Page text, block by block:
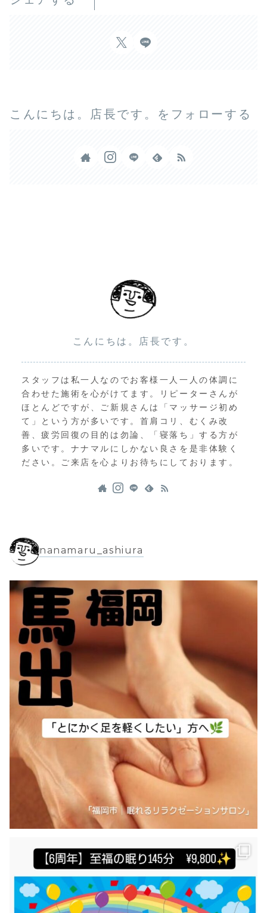
こんにちは。店長です。をフォローする
こんにちは。店長です。
スタッフは私一人なのでお客様一人一人の体調に
合わせた施術を心がけてます。リピーターさんが
ほとんどですが、ご新規さんは「マッサージ初め
て」という方が多いです。首肩コリ、むくみ改
善、疲労回復の目的は勿論、「寝落ち」する方が
多いです。ナナマルにしかない良さを是非体験く
ださい。ご来店を心よりお待ちにしております。
nanamaru_ashiura